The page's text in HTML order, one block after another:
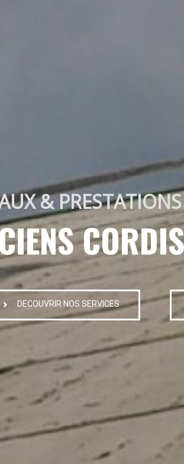
&
DECOUVRIR NOS SERVICES